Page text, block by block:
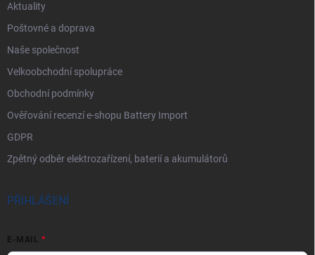
Aktuality
Poštovné a doprava
Naše společnost
Velkoobchodní spolupráce
Obchodní podmínky
Ověřování recenzí e-shopu Battery Import
GDPR
Zpětný odběr elektrozařízení, baterií a akumulátorů
PŘIHLÁŠENÍ
E-MAIL